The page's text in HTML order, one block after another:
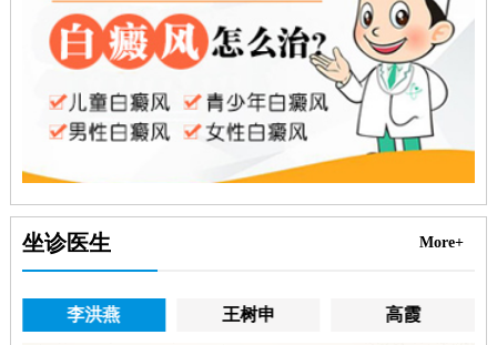
坐诊医生 More+
李洪燕 王树申 高霞